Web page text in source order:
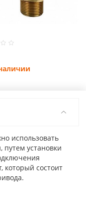
использовать
путем установки
который состоит